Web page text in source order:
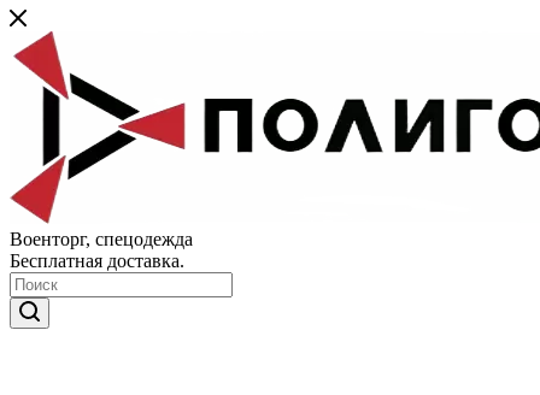
Военторг, спецодежда
Бесплатная доставка.